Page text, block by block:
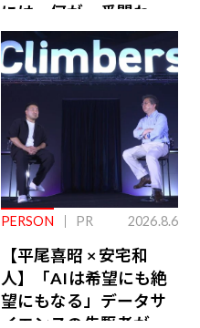
には、何が一番問われ
るのか
PERSON PR 2026.8.6
【平尾喜昭 × 安宅和
人】「AIは希望にも絶
望にもなる」データサ
イエンスの先駆者が語